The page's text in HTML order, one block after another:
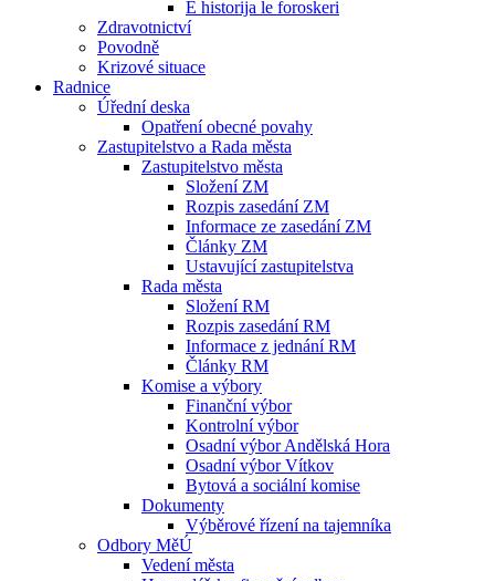
E historija le foroskeri
Zdravotnictví
Povodně
Krizové situace
Radnice
Úřední deska
Opatření obecné povahy
Zastupitelstvo a Rada města
Zastupitelstvo města
Složení ZM
Rozpis zasedání ZM
Informace ze zasedání ZM
Články ZM
Ustavující zastupitelstva
Rada města
Složení RM
Rozpis zasedání RM
Informace z jednání RM
Články RM
Komise a výbory
Finanční výbor
Kontrolní výbor
Osadní výbor Andělská Hora
Osadní výbor Vítkov
Bytová a sociální komise
Dokumenty
Výběrové řízení na tajemníka
Odbory MěÚ
Vedení města